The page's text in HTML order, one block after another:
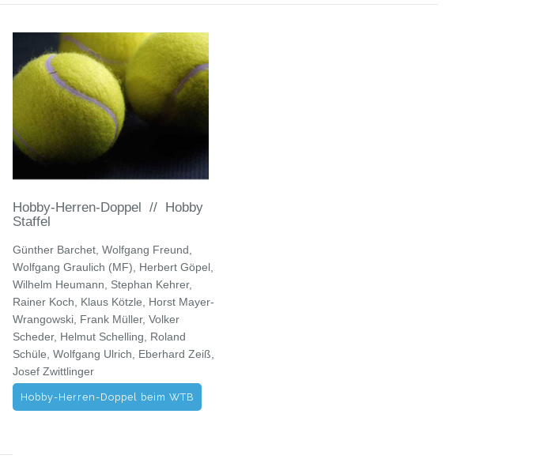
Hobby-Herren-Doppel // Hobby
Staffel
Günther Barchet, Wolfgang Freund,
Wolfgang Graulich (MF), Herbert Göpel,
Wilhelm Heumann, Stephan Kehrer,
Rainer Koch, Klaus Kötzle, Horst Mayer-
Wrangowski, Frank Müller, Volker
Scheder, Helmut Schelling, Roland
Schüle, Wolfgang Ulrich, Eberhard Zeiß,
Josef Zwittlinger
Hobby-Herren-Doppel beim WTB